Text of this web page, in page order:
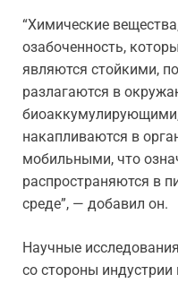
“Химические
озабоченность,
являются стойкими,
разлагаются в
биоаккумулирующими,
накапливаются в
мобильными, что
распространяются в
среде”, — добавил он.
Научные
со стороны